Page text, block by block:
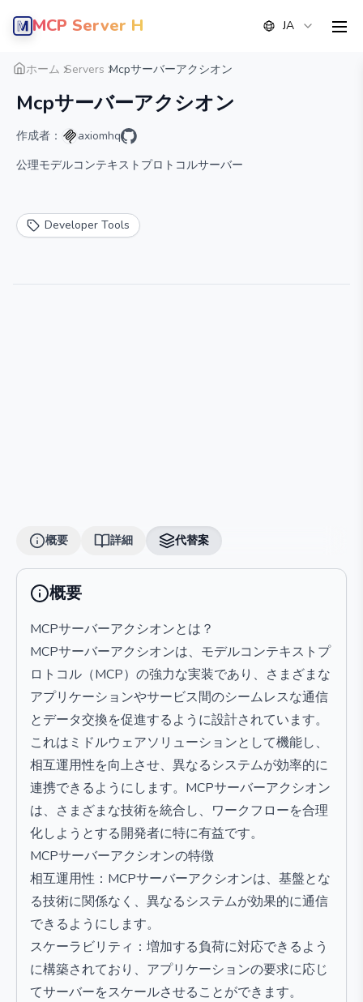
MCP Server Hub JA
ホーム Servers Mcpサーバーアクシオン
Mcpサーバーアクシオン
作成者：
axiomhq
公理モデルコンテキストプロトコルサーバー
Developer Tools
概要 詳細 代替案
概要 詳細 代替案
概要
MCPサーバーアクシオンとは？
MCPサーバーアクシオンは、モデルコンテキストプ
ロトコル（MCP）の強力な実装であり、さまざまな
アプリケーションやサービス間のシームレスな通信
とデータ交換を促進するように設計されています。
これはミドルウェアソリューションとして機能し、
相互運用性を向上させ、異なるシステムが効率的に
連携できるようにします。MCPサーバーアクシオン
は、さまざまな技術を統合し、ワークフローを合理
化しようとする開発者に特に有益です。
MCPサーバーアクシオンの特徴
相互運用性：MCPサーバーアクシオンは、基盤とな
る技術に関係なく、異なるシステムが効果的に通信
できるようにします。
スケーラビリティ：増加する負荷に対応できるよう
に構築されており、アプリケーションの要求に応じ
てサーバーをスケールさせることができます。